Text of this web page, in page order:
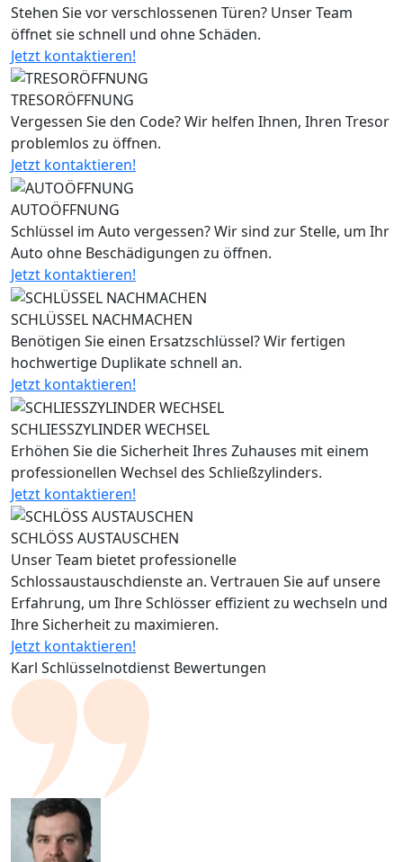
Stehen Sie vor verschlossenen Türen? Unser Team
öffnet sie schnell und ohne Schäden.
Jetzt kontaktieren!
TRESORÖFFNUNG
Vergessen Sie den Code? Wir helfen Ihnen, Ihren Tresor
problemlos zu öffnen.
Jetzt kontaktieren!
AUTOÖFFNUNG
Schlüssel im Auto vergessen? Wir sind zur Stelle, um Ihr
Auto ohne Beschädigungen zu öffnen.
Jetzt kontaktieren!
SCHLÜSSEL NACHMACHEN
Benötigen Sie einen Ersatzschlüssel? Wir fertigen
hochwertige Duplikate schnell an.
Jetzt kontaktieren!
SCHLIESSZYLINDER WECHSEL
Erhöhen Sie die Sicherheit Ihres Zuhauses mit einem
professionellen Wechsel des Schließzylinders.
Jetzt kontaktieren!
SCHLÖSS AUSTAUSCHEN
Unser Team bietet professionelle
Schlossaustauschdienste an. Vertrauen Sie auf unsere
Erfahrung, um Ihre Schlösser effizient zu wechseln und
Ihre Sicherheit zu maximieren.
Jetzt kontaktieren!
Karl Schlüsselnotdienst Bewertungen